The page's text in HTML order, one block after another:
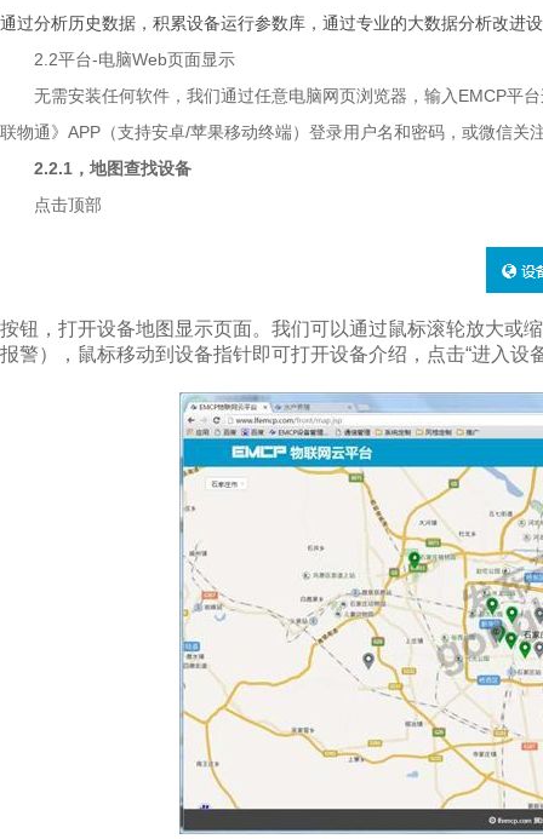
通过分析历史数据，积累设备运行参数库，通过专业的大数据分析改进
2.2平台-电脑Web页面显示
无需安装任何软件，我们通过任意电脑网页浏览器，输入EMCP平
联物通》APP（支持安卓/苹果移动终端）登录用户名和密码，或微信关
2.2.1 ，地图查找设备
点击顶部
按钮，打开设备地图显示页面。我们可以通过鼠标滚轮放大或
报警），鼠标移动到设备指针即可打开设备介绍，点击“进入设